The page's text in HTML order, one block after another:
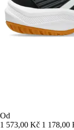
Od
1 573,00 Kč 1 178,00